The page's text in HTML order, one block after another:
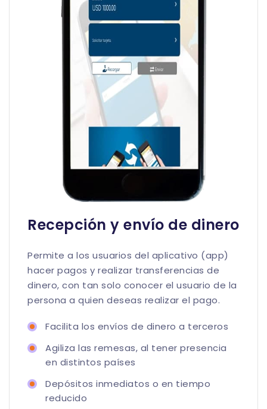
Recepción y envío de dinero
Permite a los usuarios del aplicativo (app)
hacer pagos y realizar transferencias de
dinero, con tan solo conocer el usuario de la
persona a quien deseas realizar el pago.
Facilita los envíos de dinero a terceros
Agiliza las remesas, al tener presencia
en distintos países
Depósitos inmediatos o en tiempo
reducido